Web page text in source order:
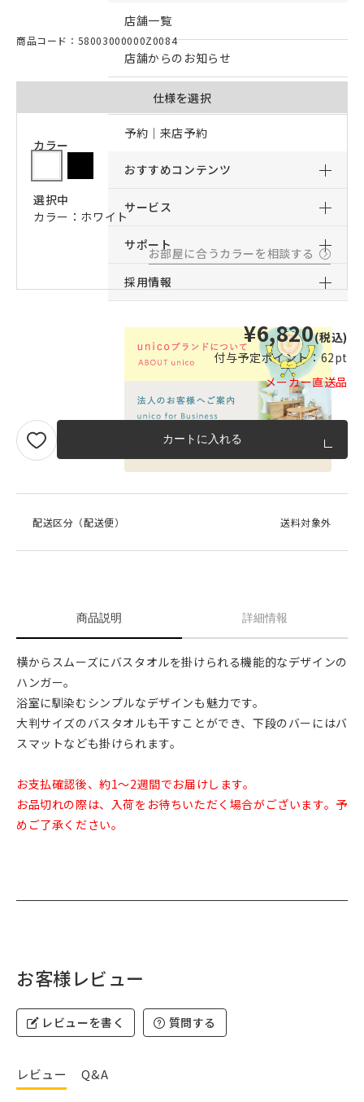
店舗一覧
店舗からのお知らせ
予約｜オンライン接客予約
予約｜来店予約
おすすめコンテンツ
サービス
サポート
採用情報
商品説明 詳細情報
横からスムーズにバスタオルを掛けられる機能的なデザインの
ハンガー。
浴室に馴染むシンプルなデザインも魅力です。
大判サイズのバスタオルも干すことができ、下段のバーにはバ
スマットなども掛けられます。
お支払確認後、約1～2週間でお届けします。
お品切れの際は、入荷をお待ちいただく場合がございます。予
めご了承ください。
お客様レビュー
レビューを書く 質問する
レビュー Q&A
商品コード：58003000000Z0084
仕様を選択
カラー
選択中
カラー：ホワイト
お部屋に合うカラーを相談する
¥6,820(税込)
付与予定ポイント：62pt
メーカー直送品
カートに入れる
配送区分（配送便） 送料対象外